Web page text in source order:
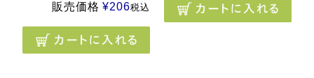
販売価格 ¥206税込